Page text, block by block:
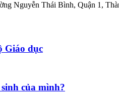
Nguyễn Thái Bình, Quận 1,
Giáo dục
của mình?